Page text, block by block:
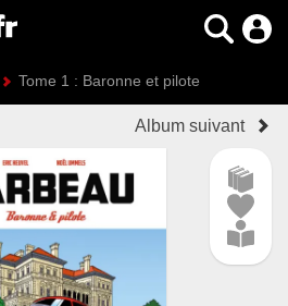
Tome 1 : Baronne et pilote
Album suivant